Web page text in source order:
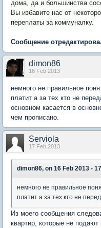
дома, да и большинства
Вы избавите нас от
переплаты за коммуналку.
Сообщение
dimon86
16 Feb 2013
немного не правильное
платит а за тех кто не
основном касается в
чем прописано.
Serviola
17 Feb 2013
dimon86, on 16 Feb 2013 -
немного не правильное
платит а за тех кто не
Из моего сообщения
квартир, которые не